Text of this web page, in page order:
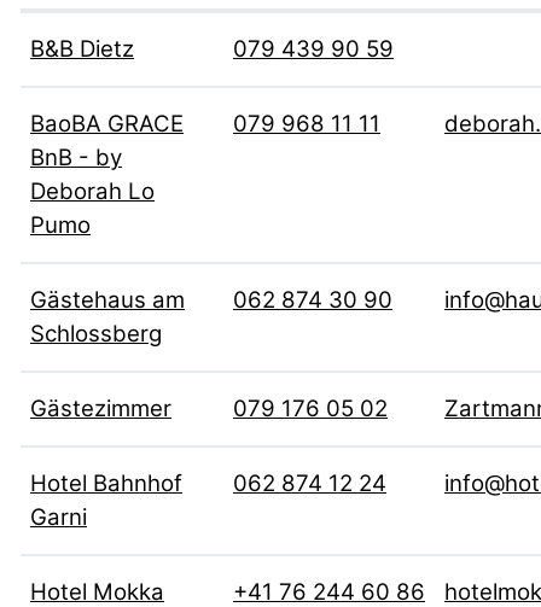
B&B Dietz 079 439 90 59
BaoBA GRACE
BnB - by
Deborah Lo
Pumo
079 968 11 11
Gästehaus am
Schlossberg
062 874 30 90
Gästezimmer 079 176 05 02
Hotel Bahnhof
Garni
062 874 12 24
Hotel Mokka +41 76 244 60 86